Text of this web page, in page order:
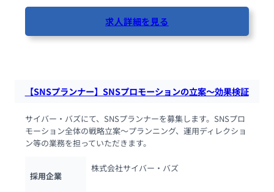
求人詳細を見る
【SNSプランナー】SNSプロモーションの立案～効果検証
サイバー・バズにて、SNSプランナーを募集します。SNSプロ
モーション全体の戦略立案～プランニング、運用ディレクショ
ン等の業務を担っていただきます。
採用企業
株式会社サイバー・バズ